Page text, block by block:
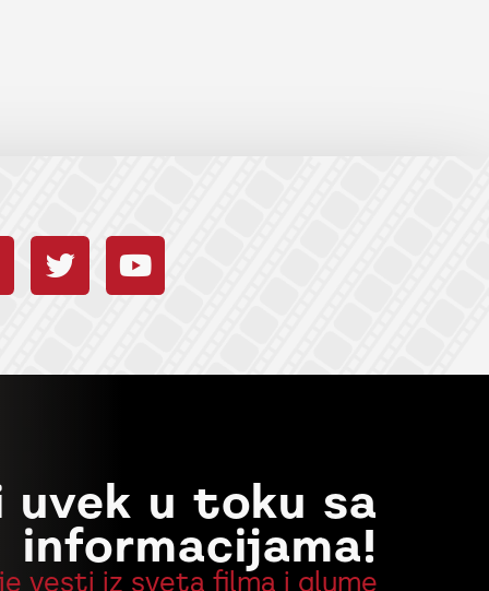
uvek u toku sa
informacijama!
vesti iz sveta filma i glume